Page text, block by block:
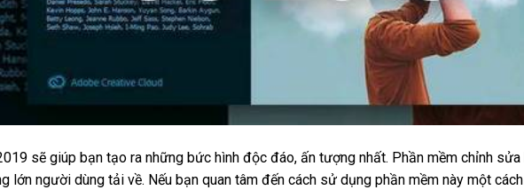
sẽ giúp bạn tạo ra những bức hình độc đáo, ấn tượng nhất. Phần mềm chỉnh sửa
lớn người dùng tải về. Nếu bạn quan tâm đến cách sử dụng phần mềm này một